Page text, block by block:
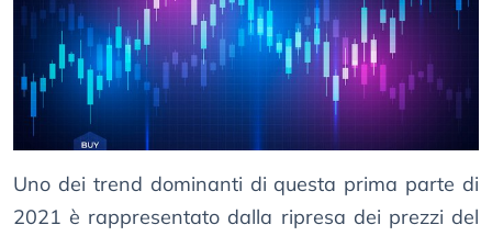
Uno dei trend dominanti di questa prima parte di
2021 è rappresentato dalla ripresa dei prezzi del